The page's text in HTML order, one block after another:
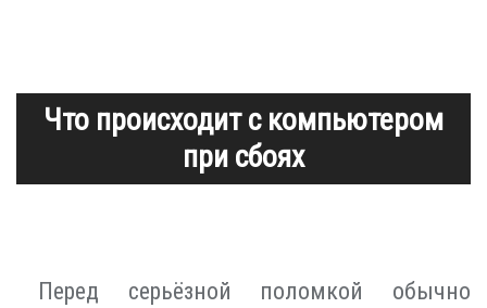
Что происходит с компьютером
при сбоях
Перед серьёзной поломкой обычно